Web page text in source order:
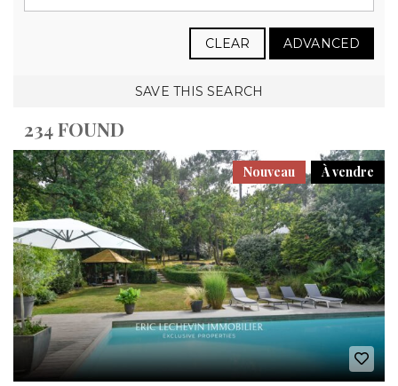
CLEAR ADVANCED
SAVE THIS SEARCH
234 FOUND
À vendre
Nouveau